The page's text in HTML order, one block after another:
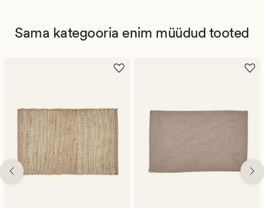
Sama kategooria enim müüdud tooted